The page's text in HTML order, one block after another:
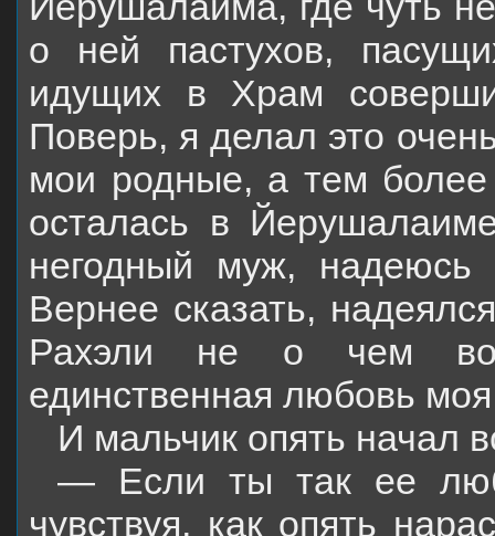
о ней пастухов,
идущих в Храм
Поверь, я делал это
мои родные, а тем
осталась в
негодный муж, надеюсь
Вернее сказать,
Рахэли не о чем
единственная любовь
И мальчик опять начал
— Если ты так ее
чувствуя, как опять